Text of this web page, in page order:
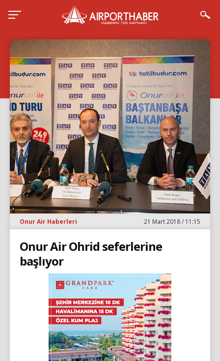
Onur Air Haberleri 21 Mart 2018 / 11:15
Onur Air Ohrid seferlerine
başlıyor